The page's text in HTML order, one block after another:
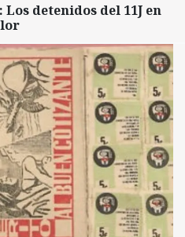
detenidos del 11J en